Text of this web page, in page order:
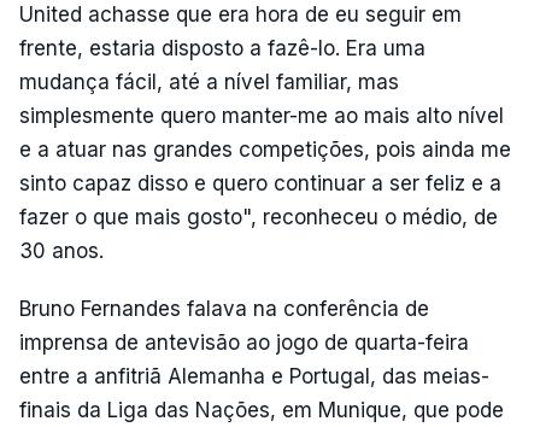
United achasse que era hora de eu seguir em
frente, estaria disposto a fazê-lo. Era uma
mudança fácil, até a nível familiar, mas
simplesmente quero manter-me ao mais alto nível
e a atuar nas grandes competições, pois ainda me
sinto capaz disso e quero continuar a ser feliz e a
fazer o que mais gosto", reconheceu o médio, de
30 anos.
Bruno Fernandes falava na conferência de
imprensa de antevisão ao jogo de quarta-feira
entre a anfitriã Alemanha e Portugal, das meias-
finais da Liga das Nações, em Munique, que pode